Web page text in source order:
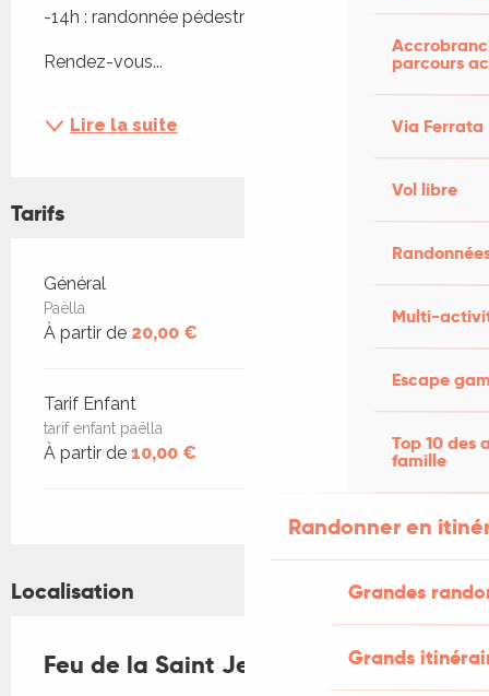
parcours
Via Ferrata
Vol libre
Multi-
Escape
Top 10 des
famille
Randonner en
Grandes
Grands
-14h : randonnée pédestre
Rendez-vous...
Lire la suite
Tarifs
Tarifs 2026
Général
Paëlla
À partir de 20,00 €
Tarif Enfant
tarif enfant paëlla
À partir de 10,00 €
Localisation
Feu de la Saint Jean à Albas